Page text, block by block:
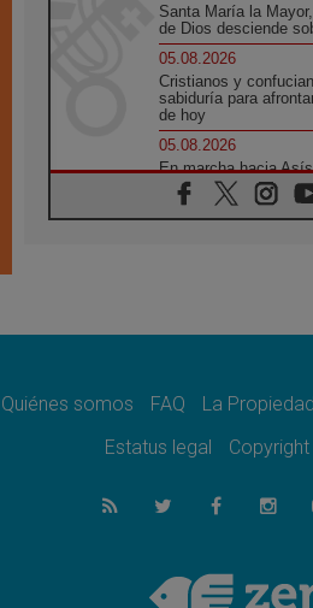
Santa María la
de Dios desciende
05.08.2026
Cristianos y
sabiduría para
de hoy
05.08.2026
En marcha hacia
Francisco, a la
05.08.2026
quienes bendicen la
Ucrania: Ataque
05.08.2026
Colombo: "La visita
05.08.2026
Iglesia en Uruguay: la
Quiénes somos FAQ La Propiedad
Estatus legal
Copyright